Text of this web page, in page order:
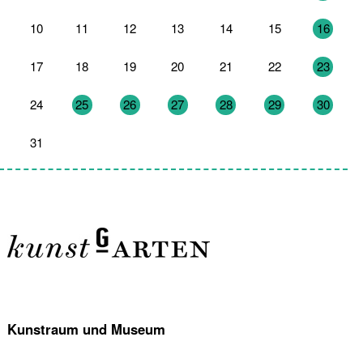
10 11 12 13 14 15 16
17 18 19 20 21 22 23
24 25 26 27 28 29 30
31
Kunstraum und Museum